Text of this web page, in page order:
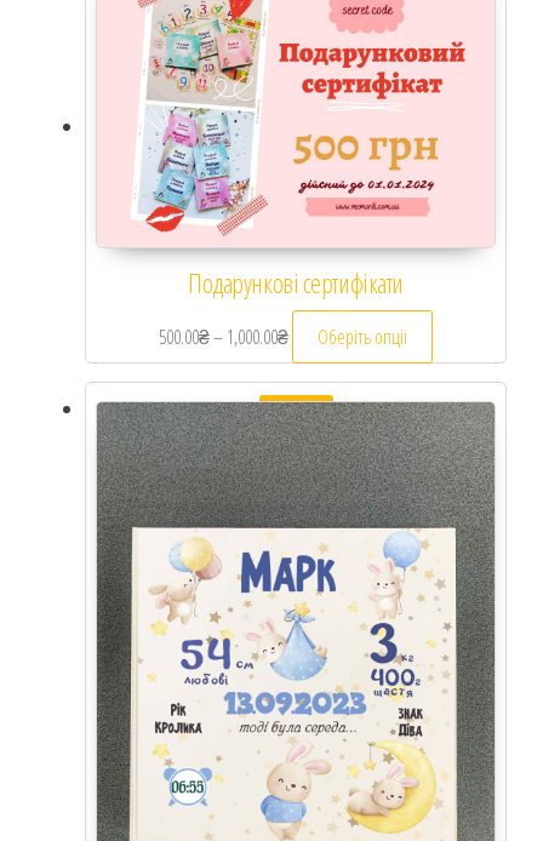
Подарункові сертифікати
500.00₴–1,000.00₴ Діапазон цін: від 500.00₴ до 1,000.00₴
Оберіть опції
Розпродаж!